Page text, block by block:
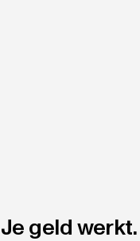
Je geld